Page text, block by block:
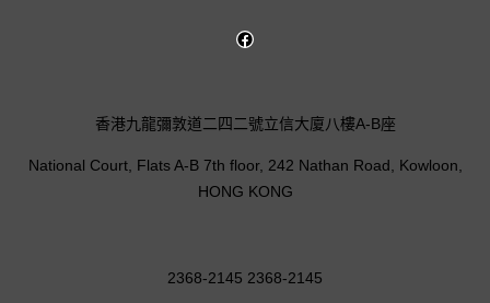
香港九龍彌敦道二四二號立信大廈八樓A-B座
National Court, Flats A-B 7th floor, 242 Nathan Road, Kowloon,
HONG KONG
2368-2145 2368-2145